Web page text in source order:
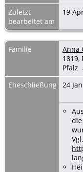
Zuletzt
bearbeitet am
19
Familie Anna
1819,
Pfalz
Eheschließung
24
Vgl.